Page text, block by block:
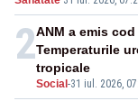
2
Social -31 iul. 2026,
ANM a emis
Temperaturile
tropicale